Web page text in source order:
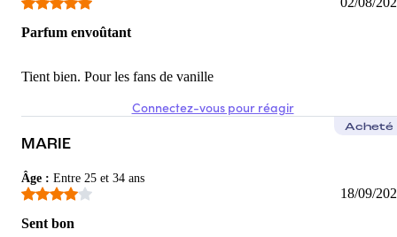
Parfum envoûtant
Tient bien. Pour les fans de vanille
Connectez-vous pour réagir
MARIE
Âge : Entre 25 et 34 ans
Acheté
18/09/
Sent bon